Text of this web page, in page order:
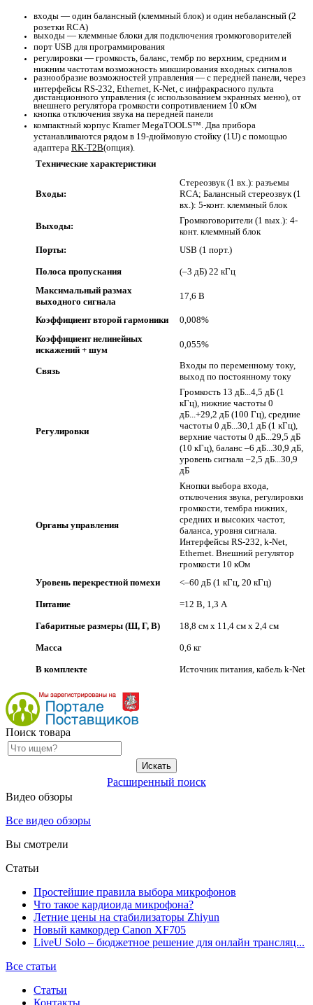
входы — один балансный (клеммный блок) и один небалансный (2
розетки RCA)
выходы — клеммные блоки для подключения громкоговорителей
порт USB для программирования
регулировки — громкость, баланс, тембр по верхним, средним и
нижним частотам возможность микширования входных сигналов
разнообразие возможностей управления — с передней панели, через
интерфейсы RS-232, Ethernet, K-Net, с инфракрасного пульта
дистанционного управления (с использованием экранных меню), от
внешнего регулятора громкости сопротивлением 10 кОм
кнопка отключения звука на передней панели
компактный корпус Kramer MegaTOOLS™. Два прибора
устанавливаются рядом в 19-дюймовую стойку (1U) с помощью
адаптера RK-T2B(опция).
Технические характеристики
Входы:
Стереозвук (1 вх.): разъемы
RCA; Балансный стереозвук (1
вх.): 5-конт. клеммный блок
Выходы:
Громкоговорители (1 вых.): 4-
конт. клеммный блок
Порты:
USB (1 порт.)
Полоса пропускания
(–3 дБ) 22 кГц
Максимальный размах
выходного сигнала
17,6 В
Коэффициент второй гармоники
0,008%
Коэффициент нелинейных
искажений + шум
0,055%
Связь
Входы по переменному току,
выход по постоянному току
Регулировки
Громкость 13 дБ...4,5 дБ (1
кГц), нижние частоты 0
дБ...+29,2 дБ (100 Гц), средние
частоты 0 дБ...30,1 дБ (1 кГц),
верхние частоты 0 дБ...29,5 дБ
(10 кГц), баланс –6 дБ...30,9 дБ,
уровень сигнала –2,5 дБ...30,9
дБ
Органы управления
Кнопки выбора входа,
отключения звука, регулировки
громкости, тембра нижних,
средних и высоких частот,
баланса, уровня сигнала.
Интерфейсы RS-232, k-Net,
Ethernet. Внешний регулятор
громкости 10 кОм
Уровень перекрестной помехи
<–60 дБ (1 кГц, 20 кГц)
Питание =12 В, 1,3 А
Габаритные размеры (Ш, Г, В) 18,8 см x 11,4 см x 2,4 см
Масса 0,6 кг
В комплекте Источник питания, кабель k-Net
Поиск товара
Расширенный поиск
Видео обзоры
Все видео обзоры
Вы смотрели
Статьи
Простейшие правила выбора микрофонов
Что такое кардиоида микрофона?
Летние цены на стабилизаторы Zhiyun
Новый камкордер Canon XF705
LiveU Solo – бюджетное решение для онлайн трансляц...
Все статьи
Статьи
Контакты